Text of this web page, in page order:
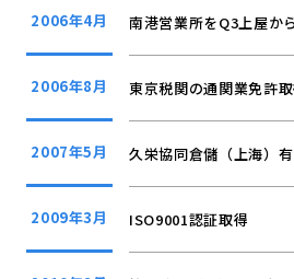
2006年4月 南港営業所をQ3上屋か
2006年8月 東京税関の通関業免許
2007年5月 久栄協同倉儲（上海）
2009年3月 ISO9001認証取得